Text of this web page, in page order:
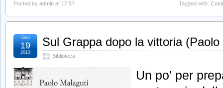
Posted by admin at 17:57 Tagged with:
Sul Grappa dopo la vittoria
Biblioteca
Gen
19
2013
Un po’ per